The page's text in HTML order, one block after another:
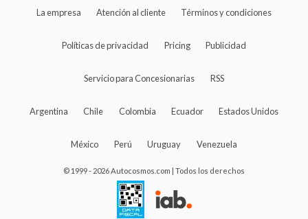
La empresa Atención al cliente Términos y condiciones
Políticas de privacidad Pricing Publicidad
Servicio para Concesionarias RSS
Argentina Chile Colombia Ecuador Estados Unidos
México Perú Uruguay Venezuela
© 1999 - 2026 Autocosmos.com | Todos los derechos